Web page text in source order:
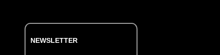
NEWSLETTER